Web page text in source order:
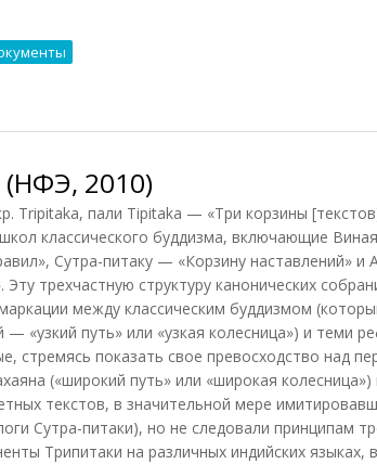
2010)
Tripitaka, пали Tipitaka — «Три корзины
классического буддизма, включающие
Сутра-питаку — «Корзину наставлений» и
Эту трехчастную структуру канонических
между классическим буддизмом
— «узкий путь» или «узкая колесница») и теми
стремясь показать свое превосходство над
(«широкий путь» или «широкая колесница»)
текстов, в значительной мере
Сутра-питаки), но не следовали принципам
Трипитаки на различных индийских языках,